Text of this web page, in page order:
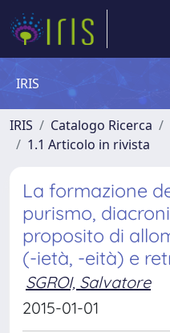
IRIS
IRIS Catalogo Ricerca
1.1 Articolo in rivista
La formazione
purismo,
proposito di
(-ietà, -eità) e
SGROI, Salvatore
2015-01-01